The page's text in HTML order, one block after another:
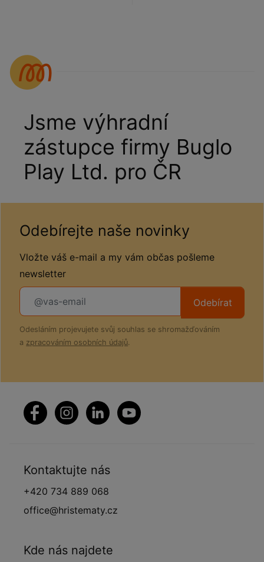
Jsme výhradní
zástupce firmy Buglo
Play Ltd. pro ČR
Odebírejte naše novinky
Vložte váš e-mail a my vám občas pošleme
newsletter
Odebírat
Odesláním projevujete svůj souhlas se shromažďováním
a zpracováním osobních údajů.
Kontaktujte nás
+420 734 889 068
office@hristematy.cz
Kde nás najdete